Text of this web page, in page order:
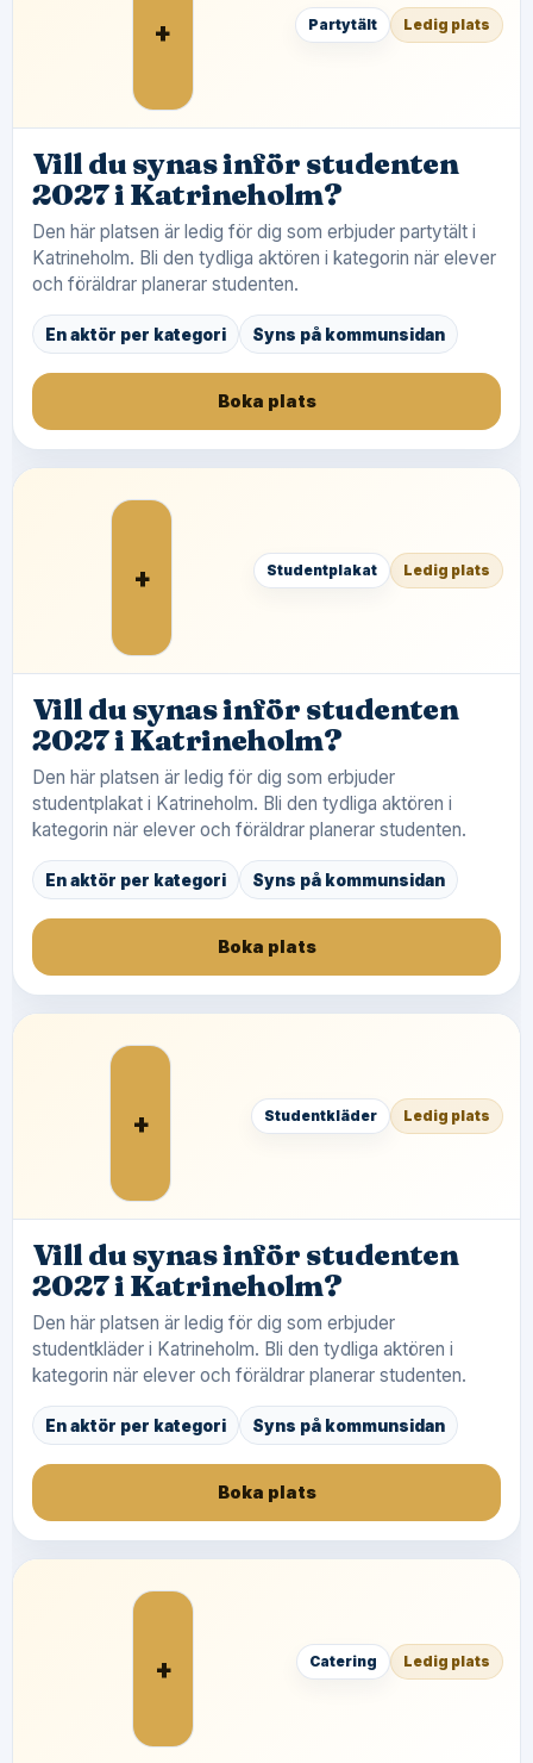
+ Partytält Ledig plats
Vill du synas inför studenten
2027 i Katrineholm?
Den här platsen är ledig för dig som erbjuder partytält i
Katrineholm. Bli den tydliga aktören i kategorin när elever
och föräldrar planerar studenten.
En aktör per kategori Syns på kommunsidan
Boka plats
+ Studentplakat Ledig plats
Vill du synas inför studenten
2027 i Katrineholm?
Den här platsen är ledig för dig som erbjuder
studentplakat i Katrineholm. Bli den tydliga aktören i
kategorin när elever och föräldrar planerar studenten.
En aktör per kategori Syns på kommunsidan
Boka plats
+ Studentkläder Ledig plats
Vill du synas inför studenten
2027 i Katrineholm?
Den här platsen är ledig för dig som erbjuder
studentkläder i Katrineholm. Bli den tydliga aktören i
kategorin när elever och föräldrar planerar studenten.
En aktör per kategori Syns på kommunsidan
Boka plats
+ Catering Ledig plats